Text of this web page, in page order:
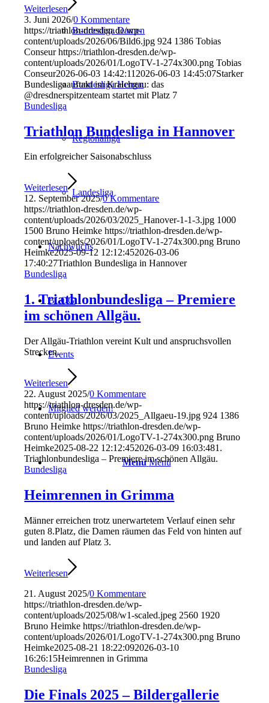
Bundesliga Damen
Bundesliga Herren
Regionalliga
Landesliga
Nachwuchs
BLOG
Events
Mitglied werden!
Menü Menü
Weiterlesen
3. Juni 2026/0 Kommentare
https://triathlon-dresden.de/wp-
content/uploads/2026/06/Bild6.jpg 924 1386 Tobias
Conseur https://triathlon-dresden.de/wp-
content/uploads/2026/01/LogoTV-1-274x300.png Tobias
Conseur2026-06-03 14:42:11 2026-06-03 14:45:07Starker
Bundesligaauftakt im Kraichgau: das
@dresdnerspitzenteam startet mit Platz 7
Bundesliga
Triathlon Bundesliga in Hannover
Ein erfolgreicher Saisonabschluss
Weiterlesen
12. September 2025/0 Kommentare
https://triathlon-dresden.de/wp-
content/uploads/2026/03/2025_Hanover-1-1-3.jpg 1000
1500 Bruno Heimke https://triathlon-dresden.de/wp-
content/uploads/2026/01/LogoTV-1-274x300.png Bruno
Heimke2025-09-12 12:12:452026-03-06
17:40:27Triathlon Bundesliga in Hannover
Bundesliga
1. Triathlonbundesliga – Premiere
im schönen Allgäu.
Der Allgäu-Triathlon vereint Kult und anspruchsvollen
Strecken.
Weiterlesen
22. August 2025/0 Kommentare
https://triathlon-dresden.de/wp-
content/uploads/2026/03/2025_Allgaeu-19.jpg 924 1386
Bruno Heimke https://triathlon-dresden.de/wp-
content/uploads/2026/01/LogoTV-1-274x300.png Bruno
Heimke2025-08-22 12:12:452026-03-09 16:03:481.
Triathlonbundesliga – Premiere im schönen Allgäu.
Bundesliga
Heimrennen in Grimma
Männer erreichen trotz unerwartetem Verlauf einen sehr
guten 8.Platz, die Damen räumen das Feld von hinten auf
und landen auf Platz 3.
Weiterlesen
21. August 2025/0 Kommentare
https://triathlon-dresden.de/wp-
content/uploads/2025/08/w1-scaled.jpeg 2560 1920
Bruno Heimke https://triathlon-dresden.de/wp-
content/uploads/2026/01/LogoTV-1-274x300.png Bruno
Heimke2025-08-21 18:22:092026-03-10
16:26:15Heimrennen in Grimma
Bundesliga
Die Finals 2025 – Bildergallerie